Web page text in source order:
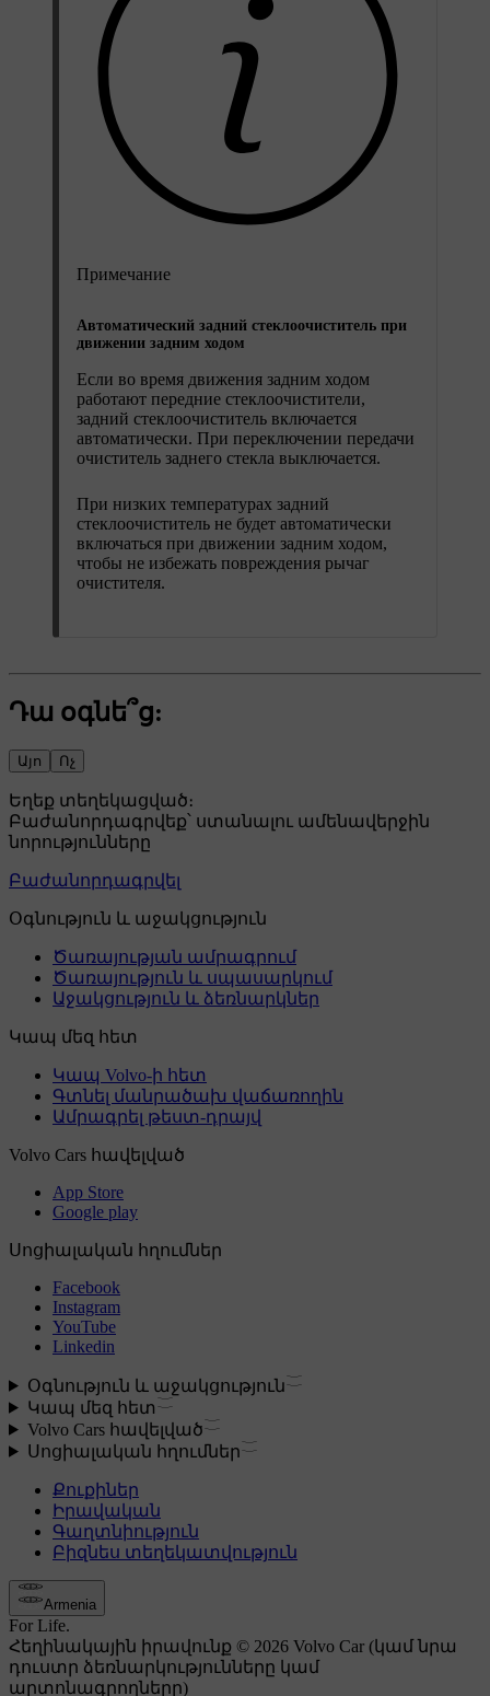
Примечание
Автоматический задний стеклоочиститель при
движении задним ходом
Если во время движения задним ходом
работают передние стеклоочистители,
задний стеклоочиститель включается
автоматически. При переключении передачи
очиститель заднего стекла выключается.
При низких температурах задний
стеклоочиститель не будет автоматически
включаться при движении задним ходом,
чтобы не избежать повреждения рычаг
очистителя.
Դա օգնե՞ց:
Այո Ոչ